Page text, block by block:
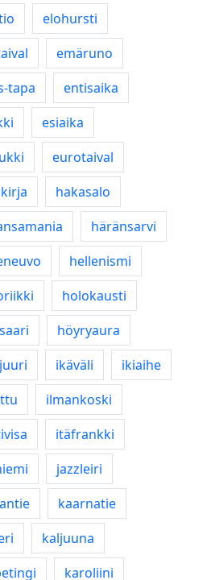
elohursti
emäruno
tapa
entisaika
esiaika
eurotaival
hakasalo
häränsarvi
hellenismi
holokausti
höyryaura
ikäväli
ikiaihe
ilmankoski
itäfrankki
jazzleiri
kaarnatie
kaljuuna
karoliini